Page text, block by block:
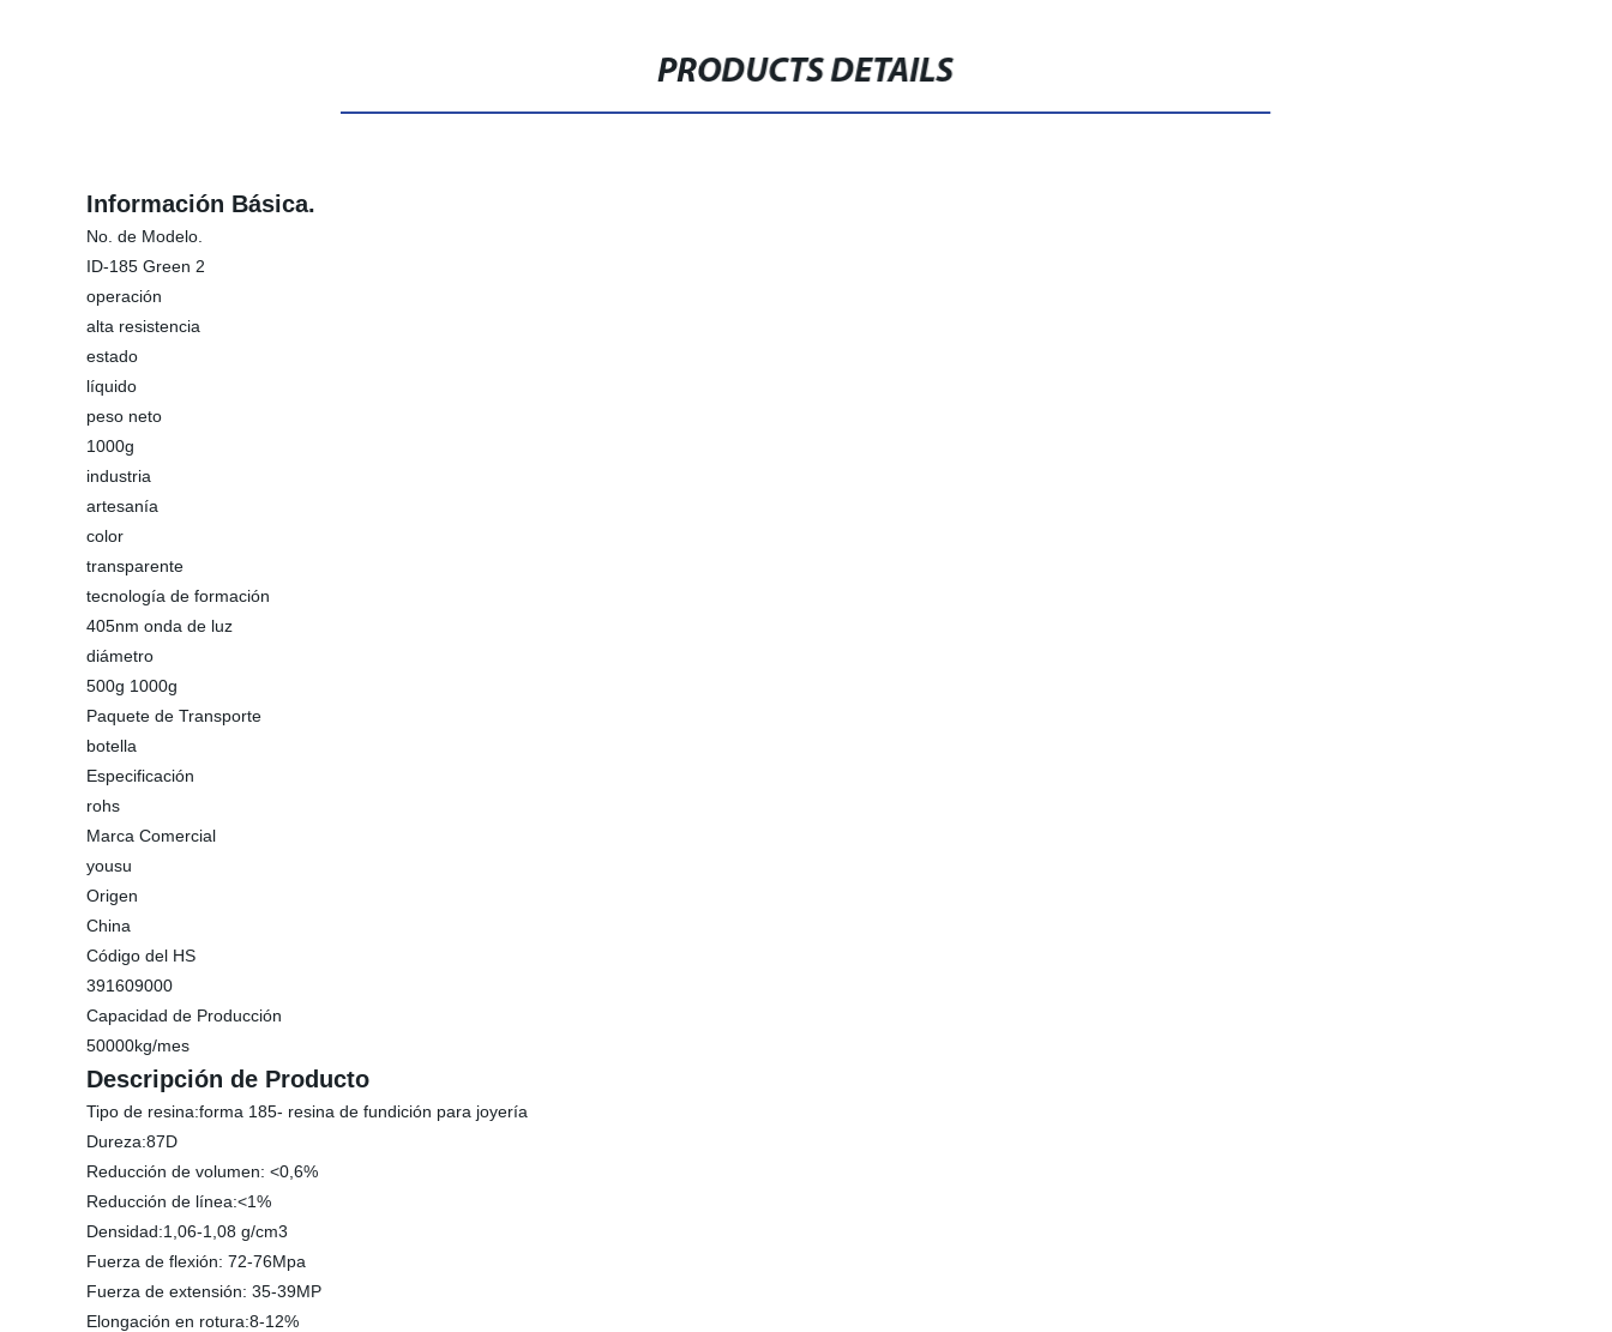
PRODUCTS DETAILS
Información Básica.
No. de Modelo.
ID-185 Green 2
operación
alta resistencia
estado
líquido
peso neto
1000g
industria
artesanía
color
transparente
tecnología de formación
405nm onda de luz
diámetro
500g 1000g
Paquete de Transporte
botella
Especificación
rohs
Marca Comercial
yousu
Origen
China
Código del HS
391609000
Capacidad de Producción
50000kg/mes
Descripción de Producto
Tipo de resina:forma 185- resina de fundición para joyería
Dureza:87D
Reducción de volumen: <0,6%
Reducción de línea:<1%
Densidad:1,06-1,08 g/cm3
Fuerza de flexión: 72-76Mpa
Fuerza de extensión: 35-39MP
Elongación en rotura:8-12%